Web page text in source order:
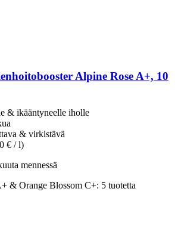
Alpine Rose A+, 10
& ikääntyneelle iholle
& virkistävä
€ / l)
mennessä
& Orange Blossom C+: 5 tuotetta